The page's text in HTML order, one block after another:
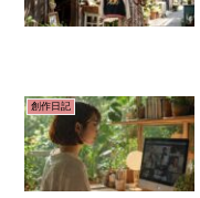
創作日記